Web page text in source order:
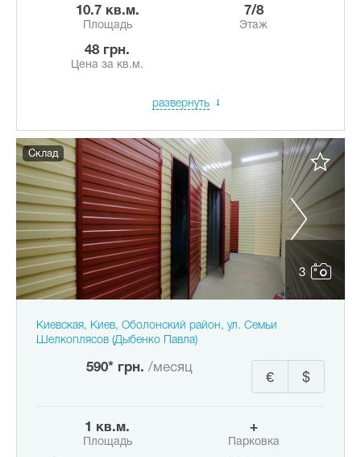
10.7 кв.м.
Площадь
7/8
Этаж
48 грн.
Цена за кв.м.
развернуть
3
Склад
Киевская, Киев, Оболонский район, ул. Семьи
Шелкоплясов (Дыбенко Павла)
590* грн. /месяц
$
€
1 кв.м.
Площадь
+
Парковка